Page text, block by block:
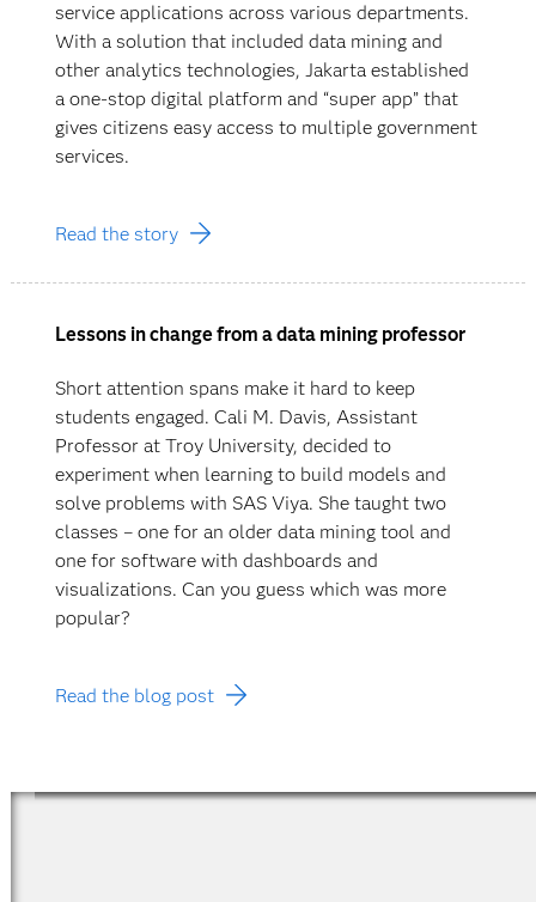
service applications across various departments.
With a solution that included data mining and
other analytics technologies, Jakarta established
a one-stop digital platform and “super app” that
gives citizens easy access to multiple government
services.
Read the story
Lessons in change from a data mining professor
Short attention spans make it hard to keep
students engaged. Cali M. Davis, Assistant
Professor at Troy University, decided to
experiment when learning to build models and
solve problems with SAS Viya. She taught two
classes – one for an older data mining tool and
one for software with dashboards and
visualizations. Can you guess which was more
popular?
Read the blog post